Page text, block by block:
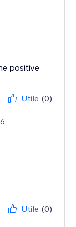
positive
Utile (0)
Utile (0)